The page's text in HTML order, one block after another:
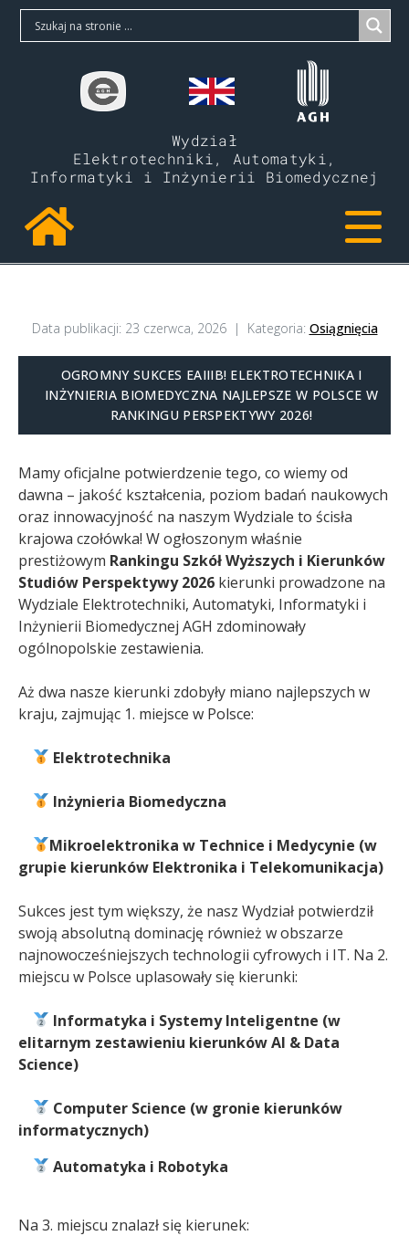
Wydział
Elektrotechniki, Automatyki,
Informatyki i Inżynierii Biomedycznej
Data publikacji: 23 czerwca, 2026 Kategoria: Osiągnięcia
OGROMNY SUKCES EAIIIB! ELEKTROTECHNIKA I
INŻYNIERIA BIOMEDYCZNA NAJLEPSZE W POLSCE W
RANKINGU PERSPEKTYWY 2026!
Mamy oficjalne potwierdzenie tego, co wiemy od
dawna – jakość kształcenia, poziom badań naukowych
oraz innowacyjność na naszym Wydziale to ścisła
krajowa czołówka! W ogłoszonym właśnie
prestiżowym Rankingu Szkół Wyższych i Kierunków
Studiów Perspektywy 2026 kierunki prowadzone na
Wydziale Elektrotechniki, Automatyki, Informatyki i
Inżynierii Biomedycznej AGH zdominowały
ogólnopolskie zestawienia.
Aż dwa nasze kierunki zdobyły miano najlepszych w
kraju, zajmując 1. miejsce w Polsce:
Elektrotechnika
Inżynieria Biomedyczna
Mikroelektronika w Technice i Medycynie (w
grupie kierunków Elektronika i Telekomunikacja)
Sukces jest tym większy, że nasz Wydział potwierdził
swoją absolutną dominację również w obszarze
najnowocześniejszych technologii cyfrowych i IT. Na 2.
miejscu w Polsce uplasowały się kierunki:
Informatyka i Systemy Inteligentne (w
elitarnym zestawieniu kierunków AI & Data
Science)
Computer Science (w gronie kierunków
informatycznych)
Automatyka i Robotyka
Na 3. miejscu znalazł się kierunek: